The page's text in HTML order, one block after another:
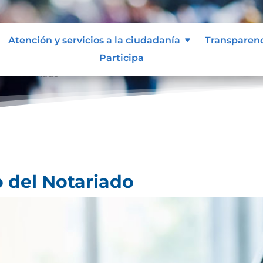
Atención y servicios a la ciudadanía
Participa
Notariado
del Notariado